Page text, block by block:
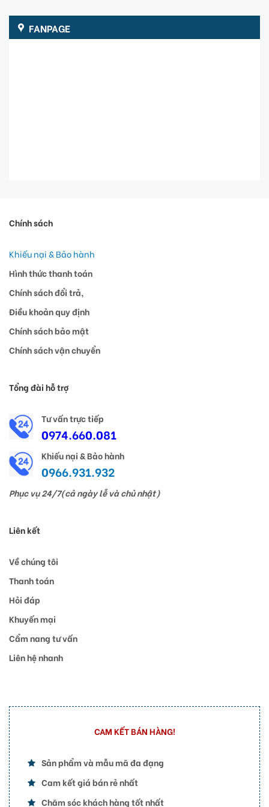
FANPAGE
Chính sách
Khiếu nại & Bảo hành
Hình thức thanh toán
Chính sách đổi trả,
Điều khoản quy định
Chính sách bảo mật
Chính sách vận chuyển
Tổng đài hỗ trợ
Tư vấn trực tiếp
0974.660.081
Khiếu nại & Bảo hành
0966.931.932
Phục vụ 24/7(cả ngày lễ và chủ nhật)
Liên kết
Về chúng tôi
Thanh toán
Hỏi đáp
Khuyến mại
Cẩm nang tư vấn
Liên hệ nhanh
CAM KẾT BÁN HÀNG!
Sản phẩm và mẫu mã đa đạng
Cam kết giá bán rẻ nhất
Chăm sóc khách hàng tốt nhất